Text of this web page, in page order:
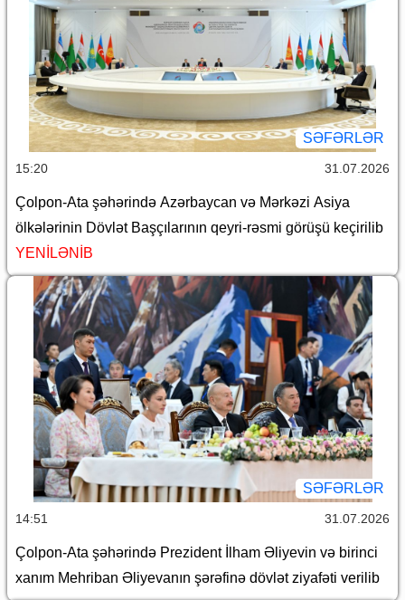
SƏFƏRLƏR
15:20 31.07.2026
Çolpon-Ata şəhərində Azərbaycan və Mərkəzi Asiya
ölkələrinin Dövlət Başçılarının qeyri-rəsmi görüşü keçirilib
YENİLƏNİB
SƏFƏRLƏR
14:51 31.07.2026
Çolpon-Ata şəhərində Prezident İlham Əliyevin və birinci
xanım Mehriban Əliyevanın şərəfinə dövlət ziyafəti verilib